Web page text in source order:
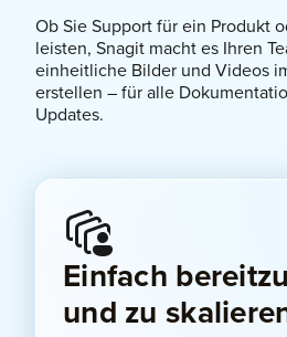
Ob Sie Support für ein Produkt
leisten, Snagit macht es Ihren
einheitliche Bilder und Videos
erstellen – für alle
Updates.
Einfach
und zu